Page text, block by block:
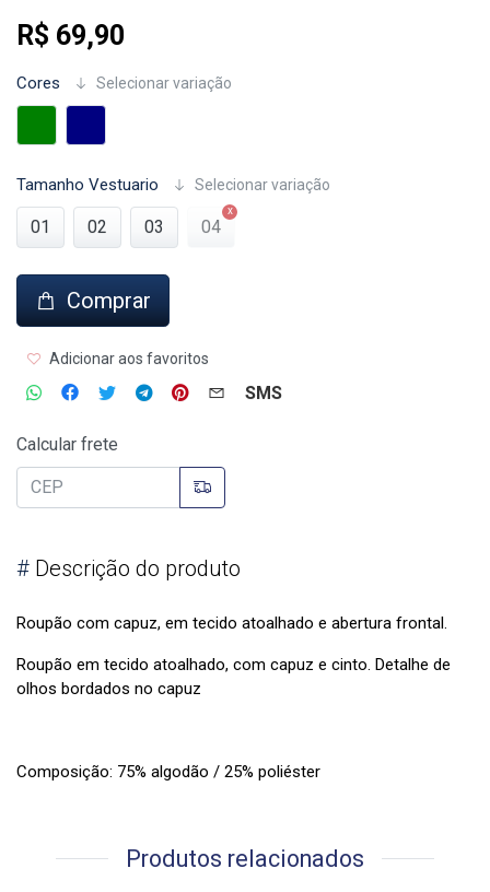
R$ 69,90
Cores Selecionar variação
Tamanho Vestuario Selecionar variação
01 02 03 04
Comprar
Adicionar aos favoritos
SMS
Calcular frete
# Descrição do produto
Roupão com capuz, em tecido atoalhado e abertura frontal.
Roupão em tecido atoalhado, com capuz e cinto. Detalhe de
olhos bordados no capuz
Composição: 75% algodão / 25% poliéster
Produtos relacionados